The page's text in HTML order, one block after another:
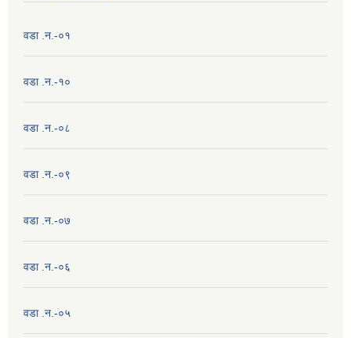
वडा .न.-०१
वडा .न.-१०
वडा .न.-०८
वडा .न.-०९
वडा .न.-०७
वडा .न.-०६
वडा .न.-०५